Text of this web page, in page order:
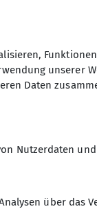
unserer
Daten
Nutzerdaten
über das